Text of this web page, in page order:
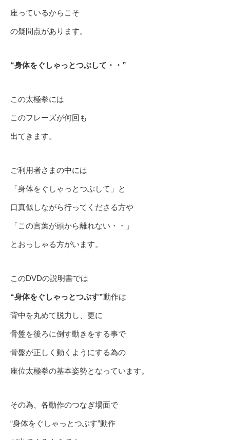
座っているからこそ
の疑問点があります。
“身体をぐしゃっとつぶして・・”
この太極拳には
このフレーズが何回も
出てきます。
ご利用者さまの中には
「身体をぐしゃっとつぶして」と
口真似しながら行ってくださる方や
「この言葉が頭から離れない・・」
とおっしゃる方がいます。
このDVDの説明書では
“身体をぐしゃっとつぶす”動作は
背中を丸めて脱力し、更に
骨盤を後ろに倒す動きをする事で
骨盤が正しく動くようにする為の
座位太極拳の基本姿勢となっています。
その為、各動作のつなぎ場面で
“身体をぐしゃっとつぶす”動作